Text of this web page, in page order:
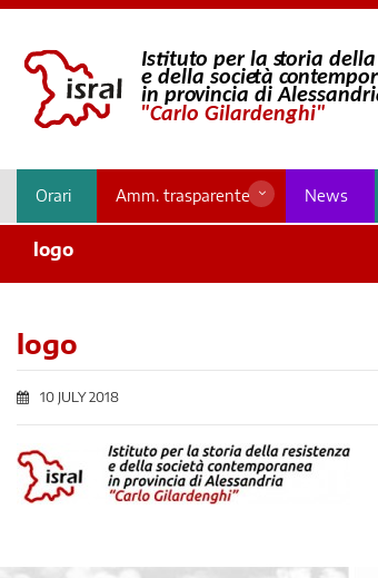
Orari Amm. trasparente News
logo
logo
10 JULY 2018